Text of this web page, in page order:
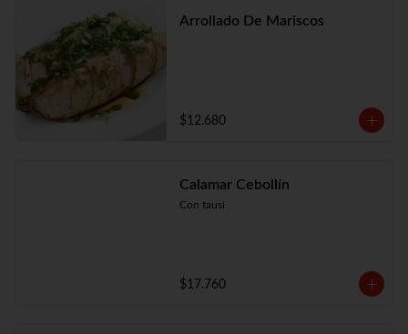
Arrollado De Mariscos
$12.680
Calamar Cebollín
Con tausí
$17.760